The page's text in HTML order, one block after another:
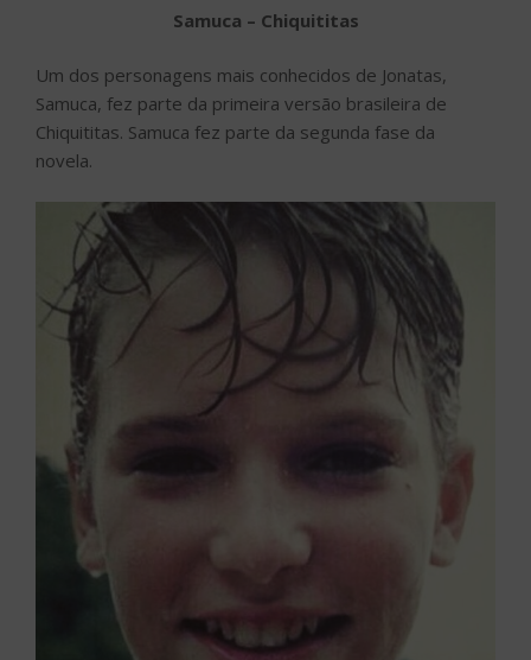
Samuca – Chiquititas
Um dos personagens mais conhecidos de Jonatas,
Samuca, fez parte da primeira versão brasileira de
Chiquititas. Samuca fez parte da segunda fase da
novela.